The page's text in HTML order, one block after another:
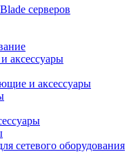
серверов
аксессуары
и аксессуары
сетевого оборудования